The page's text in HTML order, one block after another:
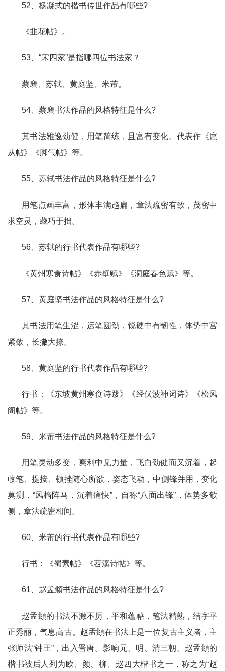
52、杨凝式的楷书传世作品有哪些?
《韭花帖》。
53、“宋四家”是指哪四位书法家？
蔡襄、苏轼、黄庭坚、米芾。
54、蔡襄书法作品的风格特征是什么?
其书法雅逸劲健，用笔简练，且富有变化。代表作《扈
从帖》《脚气帖》等。
55、苏轼书法作品的风格特征是什么?
用笔点画丰富，形体丰满趋扁，章法疏密有致，茂密中
求空灵，藏巧于拙。
56、苏轼的行书代表作品有哪些?
《黄州寒食诗帖》《赤壁赋》《洞庭春色赋》等。
57、黄庭坚书法作品的风格特征是什么?
其书法用笔生涩，运笔圆劲，锐硬中有韧性，体势中宫
紧敛，长撇大捺。
58、黄庭坚的行书代表作品有哪些?
行书：《东坡黄州寒食诗跋》《经伏波神词诗》《松风
阁帖》等。
59、米芾书法作品的风格特征是什么?
用笔灵动多变，爽利中见力量，飞白劲健而又沉着，起
收笔、提按、顿挫随心所欲，姿态飞动，中侧锋并用，变化
莫测，“风樯阵马，沉着痛快”，自称“八面出锋”，体势多欹
侧，章法疏密相间。
60、米芾的行书代表作品有哪些?
行书：《蜀素帖》《苕溪诗帖》等。
61、赵孟頫书法作品的风格特征是什么?
赵孟頫的书法不激不厉，平和蕴藉，笔法精熟，结字平
正秀丽，气息高古。赵孟頫在书法上是一位复古主义者，主
张师法“钟王”，出入晋唐。影响元、明、清三朝。赵孟頫的
楷书被后人列为欧、颜、柳、赵四大楷书之一，称之为“赵